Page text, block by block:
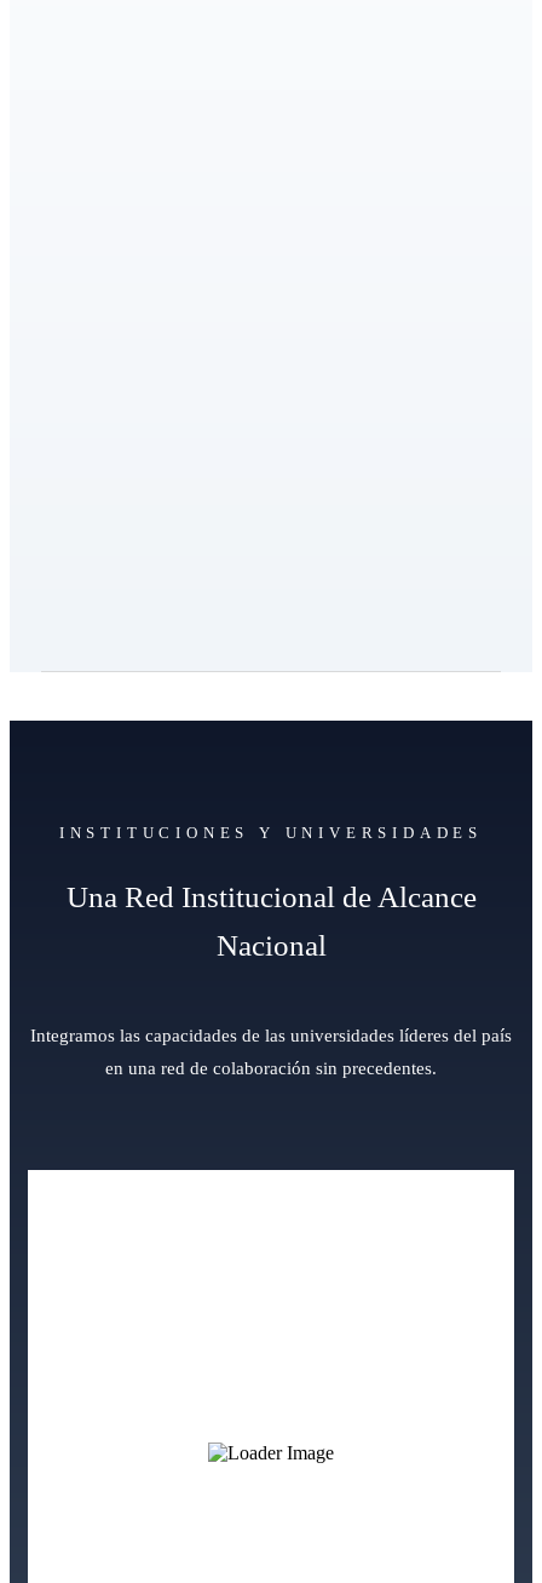
INSTITUCIONES Y UNIVERSIDADES
Una Red Institucional de Alcance
Nacional
Integramos las capacidades de las universidades líderes del país
en una red de colaboración sin precedentes.